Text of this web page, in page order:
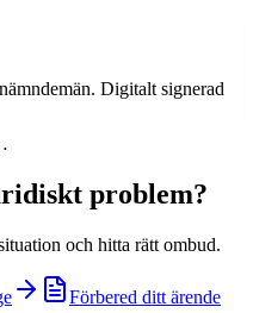
Digitalt signerad
problem?
och hitta rätt ombud.
Förbered ditt ärende